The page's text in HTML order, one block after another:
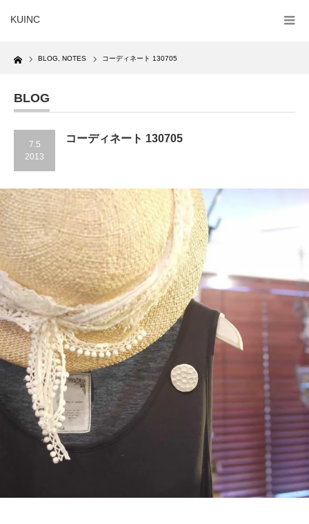
KUINC
Home BLOG NOTES コーディネート 130705
BLOG
7.5
2013
コーディネート 130705